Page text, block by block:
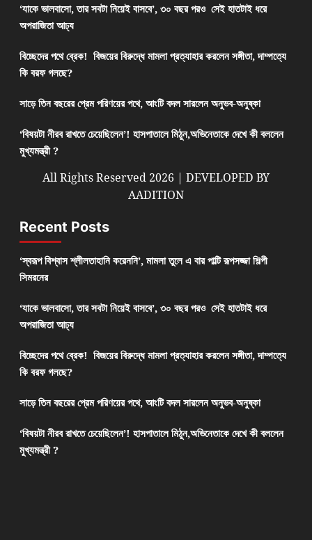
‘যাকে ভালবাসো, তার সবটা নিয়েই বাসবে’, ৩০ বছর পরও সেই হাতটাই ধরে
অপরাজিতা আঢ্য
বিচ্ছেদের পথে ব্রেক! বিজয়ের বিরুদ্ধে মামলা প্রত্যাহার করলেন সঙ্গীতা, দাম্পত্যে
কি বরফ গলছে?
সাড়ে তিন বছরের প্রেম পরিণয়ের পথে, আংটি বদল সারলেন অনুভব-অনুষ্কা
‘বিষয়টা নীরব রাখতে চেয়েছিলেন’! হাসপাতালে মিঠুন,অভিনেতাকে দেখে কী বললেন
মুখ্যমন্ত্রী ?
All Rights Reserved 2026 | DEVELOPED BY
AADITION
Recent Posts
‘স্বরূপ বিশ্বাস শ্লীলতাহানি করেননি’, মামলা তুলে এ বার পাল্টি রূপসজ্জা শিল্পী
সিমরনের
‘যাকে ভালবাসো, তার সবটা নিয়েই বাসবে’, ৩০ বছর পরও সেই হাতটাই ধরে
অপরাজিতা আঢ্য
বিচ্ছেদের পথে ব্রেক! বিজয়ের বিরুদ্ধে মামলা প্রত্যাহার করলেন সঙ্গীতা, দাম্পত্যে
কি বরফ গলছে?
সাড়ে তিন বছরের প্রেম পরিণয়ের পথে, আংটি বদল সারলেন অনুভব-অনুষ্কা
‘বিষয়টা নীরব রাখতে চেয়েছিলেন’! হাসপাতালে মিঠুন,অভিনেতাকে দেখে কী বললেন
মুখ্যমন্ত্রী ?